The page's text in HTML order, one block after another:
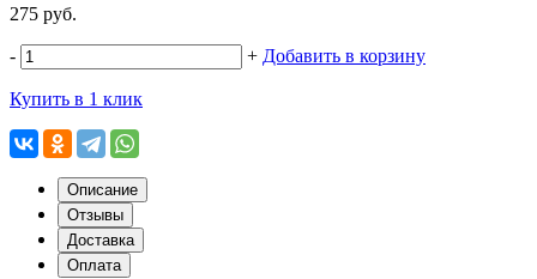
275 руб.
- + Добавить в корзину
Купить в 1 клик
Описание
Отзывы
Доставка
Оплата